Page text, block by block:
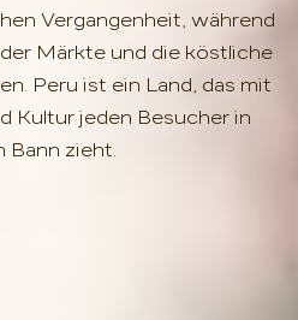
Vergangenheit, während
Märkte und die köstliche
Peru ist ein Land, das mit
Kultur jeden Besucher in
Bann zieht.